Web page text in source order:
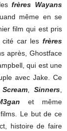
lesfrères Wayans
même en se
film qui est pris
car les frères
après, Ghostface
qui est une
avec Jake. Ce
Scream,Sinners,
et même
Le but de ce
histoire de faire